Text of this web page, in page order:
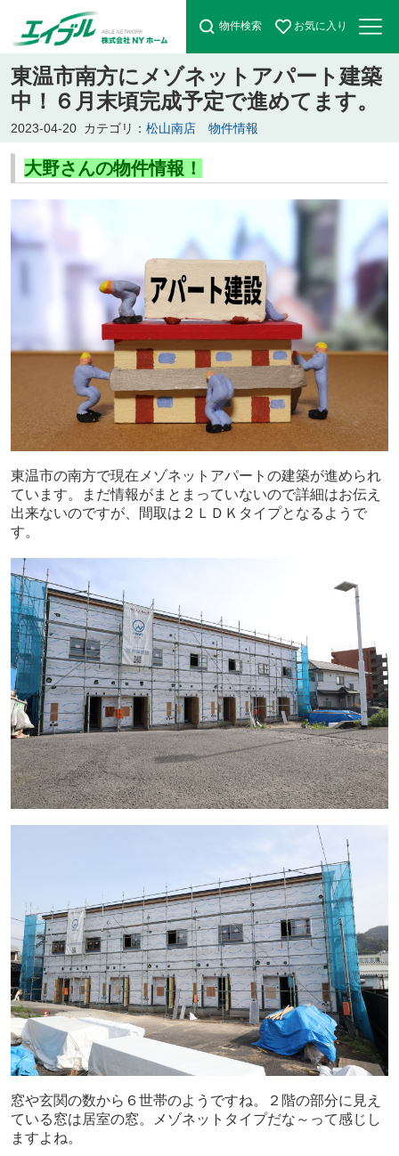
物件検索 お気に入り
東温市南方にメゾネットアパート建築
中！６月末頃完成予定で進めてます。
2023-04-20 カテゴリ： 松山南店 物件情報
大野さんの物件情報！
東温市の南方で現在メゾネットアパートの建築が進められ
ています。まだ情報がまとまっていないので詳細はお伝え
出来ないのですが、間取は２ＬＤＫタイプとなるようで
す。
窓や玄関の数から６世帯のようですね。２階の部分に見え
ている窓は居室の窓。メゾネットタイプだな～って感じし
ますよね。